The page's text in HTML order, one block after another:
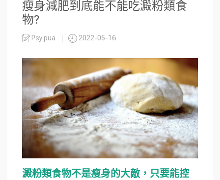
瘦身減肥到底能不能吃澱粉類食
物?
Psy pua 2022-05-16
澱粉類食物不是瘦身的大敵，只要能控